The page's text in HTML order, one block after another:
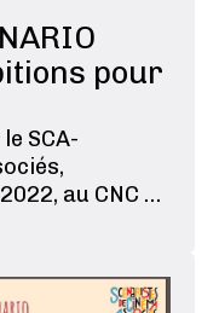
pour
SCA-
au CNC On
alors se
? Ou un
a connu par le